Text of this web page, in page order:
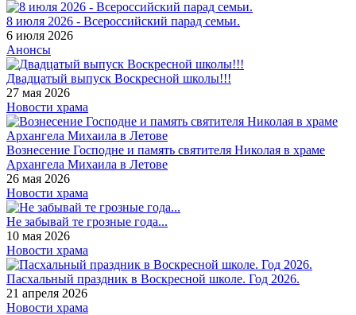
8 июля 2026 - Всероссийский парад семьи.
6 июля 2026
Анонсы
Двадцатый выпуск Воскресной школы!!!
27 мая 2026
Новости храма
Вознесение Господне и память святителя Николая в храме
Архангела Михаила в Летове
26 мая 2026
Новости храма
Не забывай те грозные года...
10 мая 2026
Новости храма
Пасхальный праздник в Воскресной школе. Год 2026.
21 апреля 2026
Новости храма